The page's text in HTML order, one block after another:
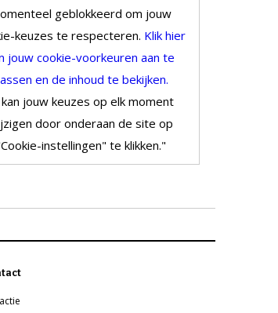
geblokkeerd om jouw
keuzes te respecteren. Klik hier
jouw cookie-voorkeuren aan te
en de inhoud te bekijken.
kan jouw keuzes op elk moment
door onderaan de site op
instellingen" te klikken."